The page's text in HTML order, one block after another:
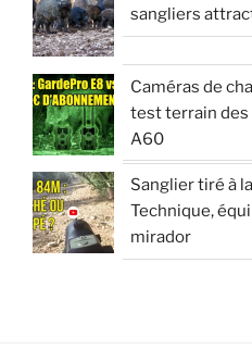
sangliers
Caméras de
test terrain des
A60
Sanglier tiré à
Technique,
mirador